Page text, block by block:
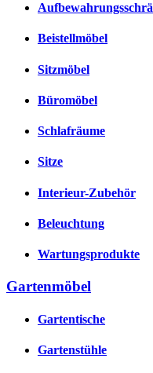
Beistellmöbel
Sitzmöbel
Büromöbel
Schlafräume
Sitze
Interieur-Zubehör
Beleuchtung
Wartungsprodukte
Gartenmöbel
Gartentische
Gartenstühle